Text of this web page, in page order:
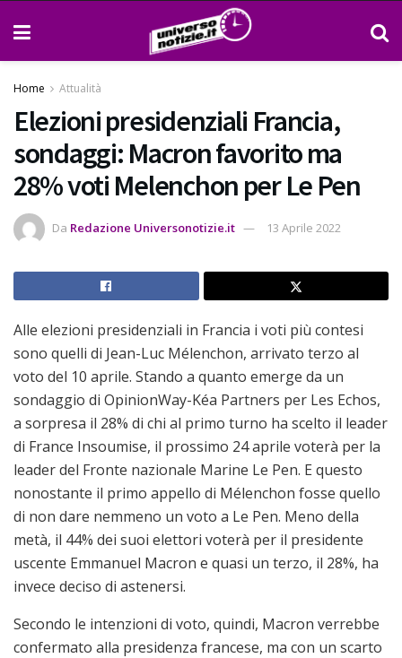
Home Attualità
Elezioni presidenziali Francia,
sondaggi: Macron favorito ma
28% voti Melenchon per Le Pen
Da Redazione Universonotizie.it 13 Aprile 2022
Alle elezioni presidenziali in Francia i voti più contesi
sono quelli di Jean-Luc Mélenchon, arrivato terzo al
voto del 10 aprile. Stando a quanto emerge da un
sondaggio di OpinionWay-Kéa Partners per Les Echos,
a sorpresa il 28% di chi al primo turno ha scelto il leader
di France Insoumise, il prossimo 24 aprile voterà per la
leader del Fronte nazionale Marine Le Pen. E questo
nonostante il primo appello di Mélenchon fosse quello
di non dare nemmeno un voto a Le Pen. Meno della
metà, il 44% dei suoi elettori voterà per il presidente
uscente Emmanuel Macron e quasi un terzo, il 28%, ha
invece deciso di astenersi.
Secondo le intenzioni di voto, quindi, Macron verrebbe
confermato alla presidenza francese, ma con un scarto